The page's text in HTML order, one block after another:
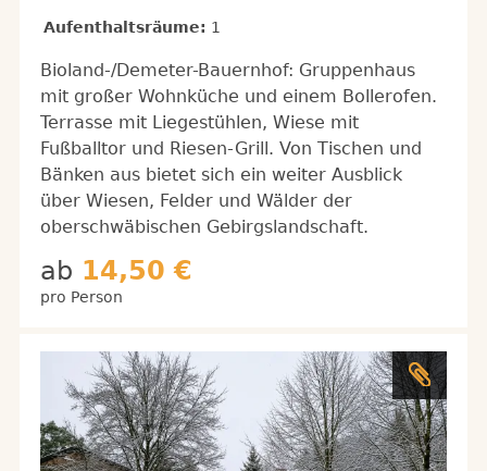
Aufenthaltsräume: 1
Bioland-/Demeter-Bauernhof: Gruppenhaus
mit großer Wohnküche und einem Bollerofen.
Terrasse mit Liegestühlen, Wiese mit
Fußballtor und Riesen-Grill. Von Tischen und
Bänken aus bietet sich ein weiter Ausblick
über Wiesen, Felder und Wälder der
oberschwäbischen Gebirgslandschaft.
ab 14,50 €
pro Person